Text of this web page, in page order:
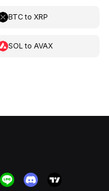
BTCto XRP
SOL to AVAX